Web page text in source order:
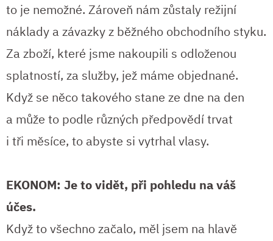
to je nemožné. Zároveň nám zůstaly režijní
náklady a závazky z běžného obchodního styku.
Za zboží, které jsme nakoupili s odloženou
splatností, za služby, jež máme objednané.
Když se něco takového stane ze dne na den
a může to podle různých předpovědí trvat
i tři měsíce, to abyste si vytrhal vlasy.
EKONOM: Je to vidět, při pohledu na váš
účes.
Když to všechno začalo, měl jsem na hlavě